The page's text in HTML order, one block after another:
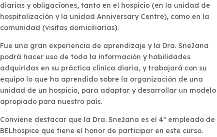
diarias y obligaciones, tanto en el hospicio (en la unidad de
hospitalización y la unidad Anniversary Centre), como en la
comunidad (visitas domiciliarias).
Fue una gran experiencia de aprendizaje y la Dra. Snežana
podrá hacer uso de toda la información y habilidades
adquiridas en su práctica clínica diaria, y trabajará con su
equipo lo que ha aprendido sobre la organización de una
unidad de un hospicio, para adaptar y desarrollar un modelo
apropiado para nuestro país.
Conviene destacar que la Dra. Snežana es el 4º empleado de
BELhospice que tiene el honor de participar en este curso.